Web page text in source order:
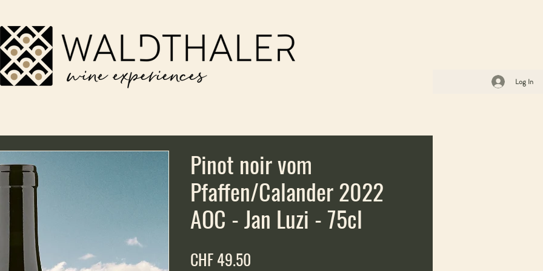
Log In
Pinot noir vom
Pfaffen/Calander 2022
AOC - Jan Luzi - 75cl
CHF 49.50